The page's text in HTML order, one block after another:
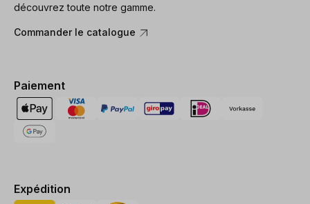
découvrez toute notre gamme.
Commander le catalogue
Paiement
Expédition